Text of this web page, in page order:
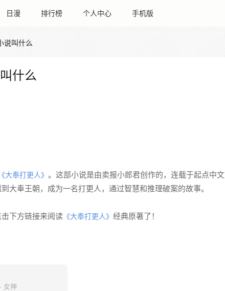
日漫 排行榜 个人中心 手机版
说叫什么
什么
《大奉打更人》 。这部小说是由卖报小郎君创作的，连载于起点中文
大奉王朝，成为一名打更人，通过智慧和推理破案的故事。
下方链接来阅读 《大奉打更人》 经典原著了！
女神